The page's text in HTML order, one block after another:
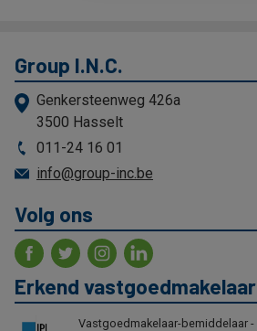
Group I.N.C.
Genkersteenweg 426a
3500 Hasselt
011-24 16 01
info@group-inc.be
Volg ons
Erkend vastgoedmakelaar
Vastgoedmakelaar-bemiddelaar -